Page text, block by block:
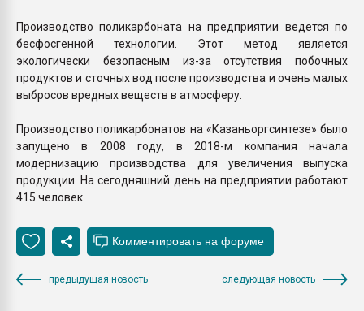
Производство поликарбоната на предприятии ведется по
бесфосгенной технологии. Этот метод является
экологически безопасным из-за отсутствия побочных
продуктов и сточных вод после производства и очень малых
выбросов вредных веществ в атмосферу.
Производство поликарбонатов на «Казаньоргсинтезе» было
запущено в 2008 году, в 2018-м компания начала
модернизацию производства для увеличения выпуска
продукции. На сегодняшний день на предприятии работают
415 человек.
предыдущая новость следующая новость